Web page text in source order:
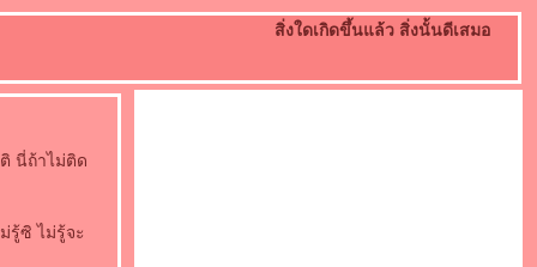
สิ่งใดเกิดขึ้นแล้ว สิ่งนั้นดีเสมอ
นี่ถ้าไม่ติด
รู้ซิ ไม่รู้จะ